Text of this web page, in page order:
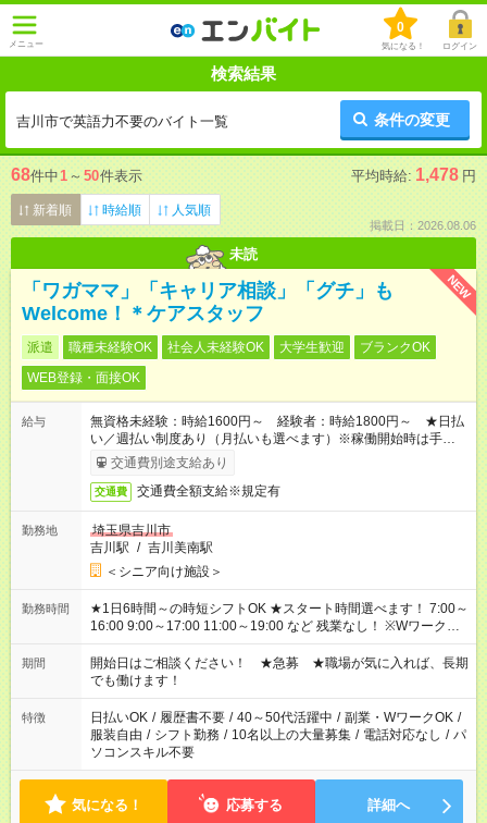
メニュー
0
気になる！ ログイン
検索結果
吉川市で英語力不要のバイト一覧 条件の変更
68件中1 ～ 50件表示 平均時給: 1,478 円
新着順 時給順 人気順
掲載日：2026.08.06
未読
NEW
「ワガママ」「キャリア相談」「グチ」も
Welcome！＊ケアスタッフ
派遣 職種未経験OK 社会人未経験OK 大学生歓迎
ブランクOK
WEB登録・面接OK
給与
無資格未経験：時給1600円～ 経験者：時給1800円～ ★日払
い／週払い制度あり（月払いも選べます）※稼働開始時は手続き
完了次第のお支払いとなります。
交通費別途支給あり
交通費 交通費全額支給※規定有
勤務地
埼玉県吉川市
吉川駅 / 吉川美南駅
＜シニア向け施設＞
勤務時間
★1日6時間～の時短シフトOK ★スタート時間選べます！ 7:00～
16:00 9:00～17:00 11:00～19:00 など 残業なし！ ※Wワークの
場合、他のお仕事と合わせ週40時間超の就業はご案内できませ
ん ※法令に基づき、週20時間以上勤務は社会保険への加入対象
となります ※労働者派遣法（日雇い派遣の原則禁止）により、
短時間・短期間の就業はご案内が難しい場合があります
期間
開始日はご相談ください！ ★急募 ★職場が気に入れば、長期
でも働けます！
特徴 日払いOK / 履歴書不要 / 40～50代活躍中 / 副業・WワークOK /
服装自由 / シフト勤務 / 10名以上の大量募集 / 電話対応なし / パ
ソコンスキル不要
気になる！ 応募する 詳細へ